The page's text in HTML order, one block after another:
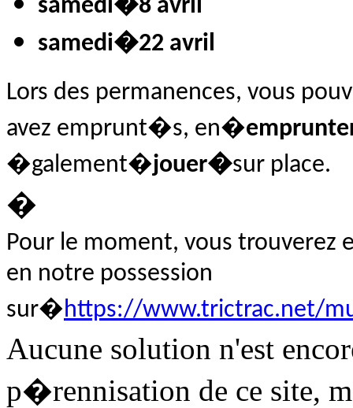
samedi�8 avril
samedi�22 avril
Lors des permanences, vous
avez emprunt�s, en�
�galement�jouer�sur place.
�
Pour le moment, vous
en notre possession
sur�https://www.trictrac.net/
Aucune solution n'est
p�rennisation de ce site,